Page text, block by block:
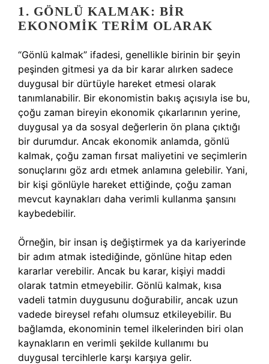
1. GÖNLÜ KALMAK: BIR
EKONOMIK TERIM OLARAK
“Gönlü kalmak” ifadesi, genellikle birinin bir şeyin
peşinden gitmesi ya da bir karar alırken sadece
duygusal bir dürtüyle hareket etmesi olarak
tanımlanabilir. Bir ekonomistin bakış açısıyla ise bu,
çoğu zaman bireyin ekonomik çıkarlarının yerine,
duygusal ya da sosyal değerlerin ön plana çıktığı
bir durumdur. Ancak ekonomik anlamda, gönlü
kalmak, çoğu zaman fırsat maliyetini ve seçimlerin
sonuçlarını göz ardı etmek anlamına gelebilir. Yani,
bir kişi gönlüyle hareket ettiğinde, çoğu zaman
mevcut kaynakları daha verimli kullanma şansını
kaybedebilir.
Örneğin, bir insan iş değiştirmek ya da kariyerinde
bir adım atmak istediğinde, gönlüne hitap eden
kararlar verebilir. Ancak bu karar, kişiyi maddi
olarak tatmin etmeyebilir. Gönlü kalmak, kısa
vadeli tatmin duygusunu doğurabilir, ancak uzun
vadede bireysel refahı olumsuz etkileyebilir. Bu
bağlamda, ekonominin temel ilkelerinden biri olan
kaynakların en verimli şekilde kullanımı bu
duygusal tercihlerle karşı karşıya gelir.